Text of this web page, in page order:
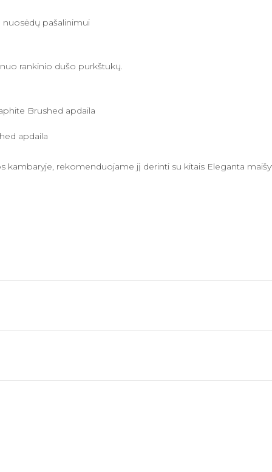
nuosėdų pašalinimui
rankinio dušo purkštukų.
Brushed apdaila
apdaila
kambaryje, rekomenduojame jį derinti su kitais Eleganta